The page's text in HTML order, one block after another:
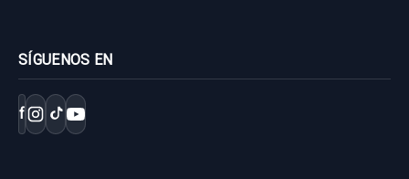
SÍGUENOS EN
f